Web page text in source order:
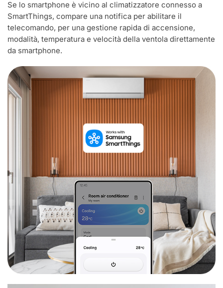
Se lo smartphone è vicino al climatizzatore connesso a
SmartThings, compare una notifica per abilitare il
telecomando, per una gestione rapida di accensione,
modalità, temperatura e velocità della ventola direttamente
da smartphone.